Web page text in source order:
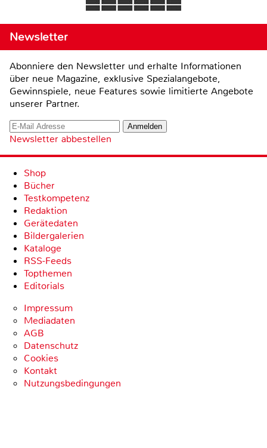
Newsletter
Abonniere den Newsletter und erhalte Informationen
über neue Magazine, exklusive Spezialangebote,
Gewinnspiele, neue Features sowie limitierte Angebote
unserer Partner.
Newsletter abbestellen
Shop
Bücher
Testkompetenz
Redaktion
Gerätedaten
Bildergalerien
Kataloge
RSS-Feeds
Topthemen
Editorials
Impressum
Mediadaten
AGB
Datenschutz
Cookies
Kontakt
Nutzungsbedingungen